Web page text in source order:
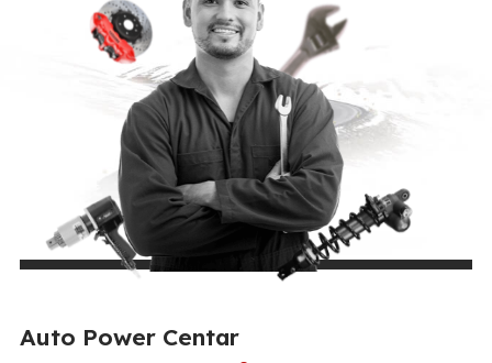
Auto Power Centar